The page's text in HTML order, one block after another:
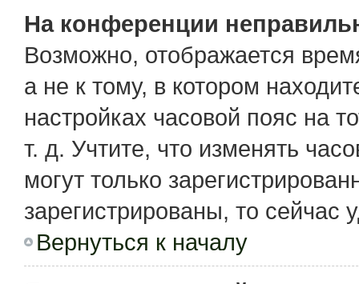
На конференции
Возможно, отображается
а не к тому, в котором
настройках часовой пояс на
т. д. Учтите, что изменять
могут только
зарегистрированы, то сейчас
Вернуться к началу